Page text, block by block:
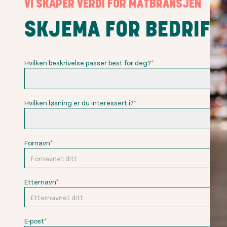
VI SKAPER VERDI FOR MATBRANSJEN
SKJEMA FOR
Hvilken beskrivelse passer best for deg?*
Hvilken løsning er du interessert i?*
Fornavn*
Etternavn*
E-post*